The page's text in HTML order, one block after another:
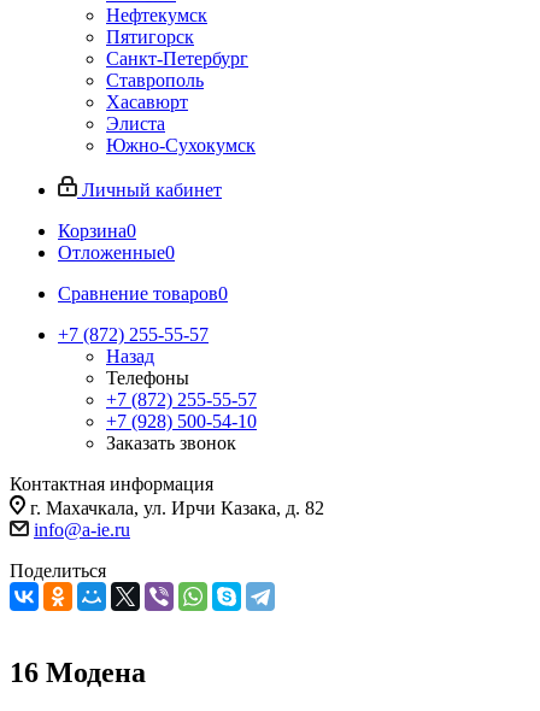
Нефтекумск
Пятигорск
Санкт-Петербург
Ставрополь
Хасавюрт
Элиста
Южно-Сухокумск
Личный кабинет
Корзина0
Отложенные0
Сравнение товаров0
+7 (872) 255-55-57
Назад
Телефоны
+7 (872) 255-55-57
+7 (928) 500-54-10
Заказать звонок
Контактная информация
г. Махачкала, ул. Ирчи Казака, д. 82
info@a-ie.ru
Поделиться
16 Модена